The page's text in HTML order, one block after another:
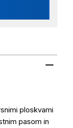
ploskvami
pasom in